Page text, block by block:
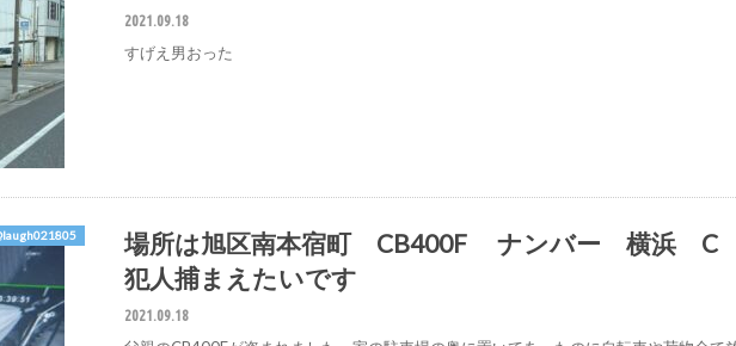
2021.09.18
すげえ男おった
場所は旭区南本宿町 CB400F ナンバー 横浜
犯人捕まえたいです
2021.09.18